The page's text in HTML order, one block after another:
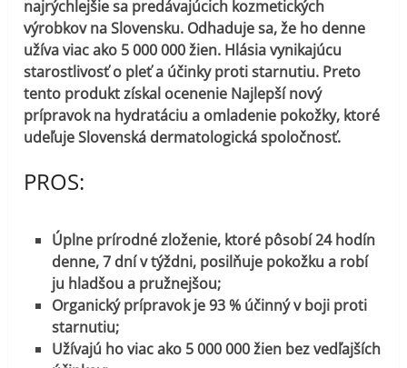
najrýchlejšie sa predávajúcich kozmetických
výrobkov na Slovensku. Odhaduje sa, že ho denne
užíva viac ako 5 000 000 žien. Hlásia vynikajúcu
starostlivosť o pleť a účinky proti starnutiu. Preto
tento produkt získal ocenenie Najlepší nový
prípravok na hydratáciu a omladenie pokožky, ktoré
udeľuje Slovenská dermatologická spoločnosť.
PROS:
Úplne prírodné zloženie, ktoré pôsobí 24 hodín
denne, 7 dní v týždni, posilňuje pokožku a robí
ju hladšou a pružnejšou;
Organický prípravok je 93 % účinný v boji proti
starnutiu;
Užívajú ho viac ako 5 000 000 žien bez vedľajších